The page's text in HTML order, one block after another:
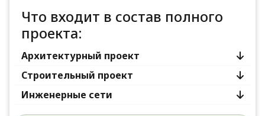
Что входит в состав полного
проекта:
Архитектурный проект
Строительный проект
Инженерные сети